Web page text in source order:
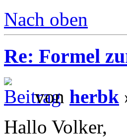
Nach oben
Re: Formel
von herbk
Hallo Volker,